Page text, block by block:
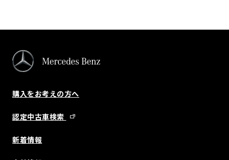
購入をお考えの方へ
認定中古車検索
新着情報